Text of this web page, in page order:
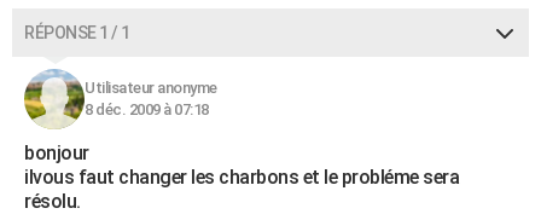
COPAINS D'AVANT
S'inscrire
Se connecter
Lycées
Collèges
Primaires
Universités
Entreprises
Service militaire
Avis de recherche
AVIS DE DÉCÈS
FORUM
Bricolage
Lifestyle
Culture
Sport
Auto
Television
Voyage
Cinema
RÉPONSE 1 / 1
Utilisateur anonyme
8 déc. 2009 à 07:18
bonjour
ilvous faut changer les charbons et le probléme sera
résolu.